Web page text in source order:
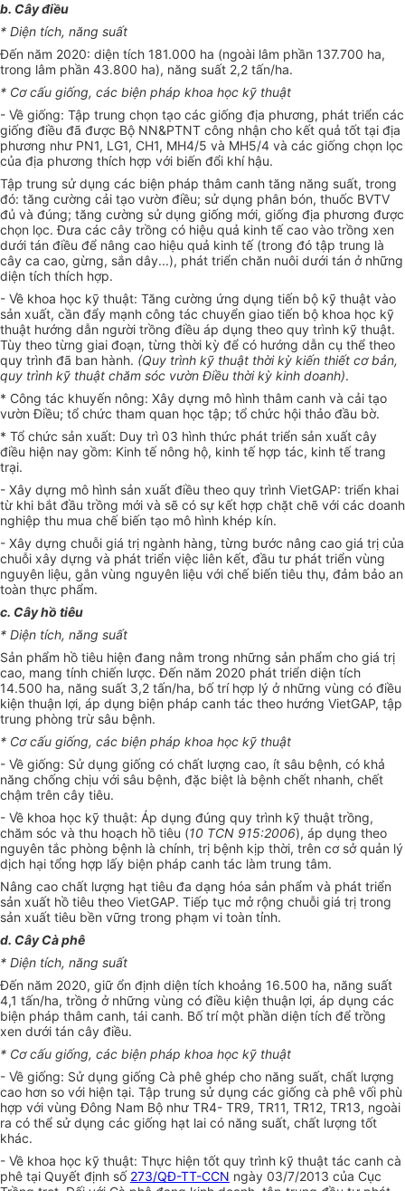
b. Cây điều
* Diện tích, năng suất
Đến năm 2020: diện tích 181.000 ha (ngoài lâm phần 137.700 ha,
trong lâm phần 43.800 ha), năng suất 2,2 tấn/ha.
* Cơ cấu giống, các biện pháp khoa học kỹ thuật
- Về giống: Tập trung chọn tạo các giống địa phương, phát triển các
giống điều đã được Bộ NN&PTNT công nhận cho kết quả tốt tại địa
phương như PN1, LG1, CH1, MH4/5 và MH5/4 và các giống chọn lọc
của địa phương thích hợp với biến đổi khí hậu.
Tập trung sử dụng các biện pháp thâm canh tăng năng suất, trong
đó: tăng cường cải tạo vườn điều; sử dụng phân bón, thuốc BVTV
đủ và đúng; tăng cường sử dụng giống mới, giống địa phương được
chọn lọc. Đưa các cây trồng có hiệu quả kinh tế cao vào trồng xen
dưới tán điều để nâng cao hiệu quả kinh tế (trong đó tập trung là
cây ca cao, gừng, sắn dây...), phát triển chăn nuôi dưới tán ở những
diện tích thích hợp.
- Về khoa học kỹ thuật: Tăng cường ứng dụng tiến bộ kỹ thuật vào
sản xuất, cần đẩy mạnh công tác chuyển giao tiến bộ khoa học kỹ
thuật hướng dẫn người trồng điều áp dụng theo quy trình kỹ thuật.
Tùy theo từng giai đoạn, từng thời kỳ để có hướng dẫn cụ thể theo
quy trình đã ban hành. (Quy trình kỹ thuật thời kỳ kiến thiết cơ bản,
quy trình kỹ thuật chăm sóc vườn Điều thời kỳ kinh doanh).
* Công tác khuyến nông: Xây dựng mô hình thâm canh và cải tạo
vườn Điều; tổ chức tham quan học tập; tổ chức hội thảo đầu bờ.
* Tổ chức sản xuất: Duy trì 03 hình thức phát triển sản xuất cây
điều hiện nay gồm: Kinh tế nông hộ, kinh tế hợp tác, kinh tế trang
trại.
- Xây dựng mô hình sản xuất điều theo quy trình VietGAP: triển khai
từ khi bắt đầu trồng mới và sẽ có sự kết hợp chặt chẽ với các doanh
nghiệp thu mua chế biến tạo mô hình khép kín.
- Xây dựng chuỗi giá trị ngành hàng, từng bước nâng cao giá trị của
chuỗi xây dựng và phát triển việc liên kết, đầu tư phát triển vùng
nguyên liệu, gắn vùng nguyên liệu với chế biến tiêu thụ, đảm bảo an
toàn thực phẩm.
c. Cây hồ tiêu
* Diện tích, năng suất
Sản phẩm hồ tiêu hiện đang nằm trong những sản phẩm cho giá trị
cao, mang tính chiến lược. Đến năm 2020 phát triển diện tích
14.500 ha, năng suất 3,2 tấn/ha, bố trí hợp lý ở những vùng có điều
kiện thuận lợi, áp dụng biện pháp canh tác theo hướng VietGAP, tập
trung phòng trừ sâu bệnh.
* Cơ cấu giống, các biện pháp khoa học kỹ thuật
- Về giống: Sử dụng giống có chất lượng cao, ít sâu bệnh, có khả
năng chống chịu với sâu bệnh, đặc biệt là bệnh chết nhanh, chết
chậm trên cây tiêu.
- Về khoa học kỹ thuật: Áp dụng đúng quy trình kỹ thuật trồng,
chăm sóc và thu hoạch hồ tiêu (10 TCN 915:2006), áp dụng theo
nguyên tắc phòng bệnh là chính, trị bệnh kịp thời, trên cơ sở quản lý
dịch hại tổng hợp lấy biện pháp canh tác làm trung tâm.
Nâng cao chất lượng hạt tiêu đa dạng hóa sản phẩm và phát triển
sản xuất hồ tiêu theo VietGAP. Tiếp tục mở rộng chuỗi giá trị trong
sản xuất tiêu bền vững trong phạm vi toàn tỉnh.
d. Cây Cà phê
* Diện tích, năng suất
Đến năm 2020, giữ ổn định diện tích khoảng 16.500 ha, năng suất
4,1 tấn/ha, trồng ở những vùng có điều kiện thuận lợi, áp dụng các
biện pháp thâm canh, tái canh. Bố trí một phần diện tích để trồng
xen dưới tán cây điều.
* Cơ cấu giống, các biện pháp khoa học kỹ thuật
- Về giống: Sử dụng giống Cà phê ghép cho năng suất, chất lượng
cao hơn so với hiện tại. Tập trung sử dụng các giống cà phê vối phù
hợp với vùng Đông Nam Bộ như TR4- TR9, TR11, TR12, TR13, ngoài
ra có thể sử dụng các giống hạt lai có năng suất, chất lượng tốt
khác.
- Về khoa học kỹ thuật: Thực hiện tốt quy trình kỹ thuật tác canh cà
phê tại Quyết định số 273/QĐ-TT-CCN ngày 03/7/2013 của Cục